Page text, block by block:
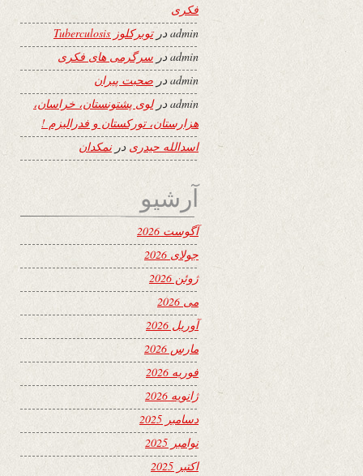
فکری
adminدرتوبرکلوز Tuberculosis
adminدر سرگرمی های فکری
admin در صحبت پیران
adminدرلوی پشتونستان، خراسان،
هزارستان، تورکستان و فدرالیزم !
اسدالله حیدری درنمکدان
آرشیو
آگوست 2026
جولای 2026
ژوئن 2026
می 2026
آوریل 2026
مارس 2026
فوریه 2026
ژانویه 2026
دسامبر 2025
نوامبر 2025
اکتبر 2025